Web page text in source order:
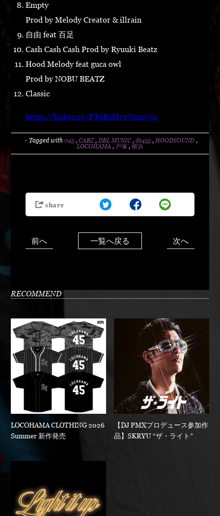
Empty
Prod by Melody Creator & illrain
自由 feat 百足
Cash Cash Cash Prod by Ryuuki Beatz
Hood Melody feat guca owl
Prod by NOBU BEATZ
Classic
https://linkco.re/FT6BxMvg?lang=ja
・Tagged with 045 , CARZ , DBL MUSIC , ds455 , HOODSOUND ,
LOCOHAMA , 戸塚 , 横浜
前へ 一覧へ戻る 次へ
RECOMMEND
LOCOHAMA CLOTHING 2026
Summer 新作発売
【DJ PMXプロデュース参加作
品】SKRYU “ザ・ライト”